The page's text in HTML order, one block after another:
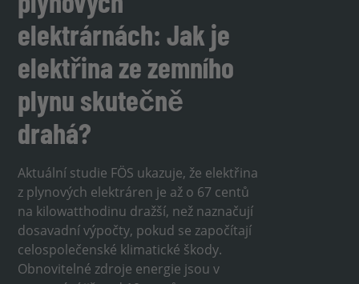
elektrárnách: Jak je
elektřina ze zemního
plynu skutečně
drahá?
Aktuální studie FÖS ukazuje, že elektřina
z plynových elektráren je až o 67 centů
na kilowatthodinu dražší, než naznačují
dosavadní výpočty, pokud se započítají
celospolečenské klimatické škody.
Obnovitelné zdroje energie jsou v